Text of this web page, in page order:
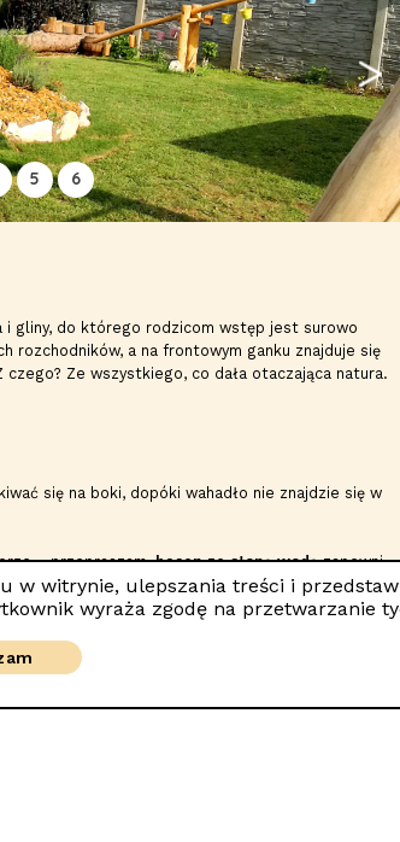
w witrynie, ulepszania treści i
wyraża zgodę na przetwarzanie
5 6
i gliny, do którego rodzicom wstęp jest surowo
rozchodników, a na frontowym ganku znajduje się
Ze wszystkiego, co dała otaczająca natura.
się na boki, dopóki wahadło nie znajdzie się w
przepraszam,basen ze słoną wodązapewni
w hamaku i zasnąć snem sprawiedliwych.
a kto kącik malarski? Na szczęście zabawek jest